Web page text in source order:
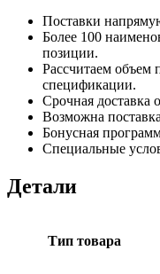
Поставки
Более 100
позиции.
Рассчитаем объем
спецификации.
Срочная доставка
Возможна
Бонусная
Специальные
Детали
Тип товара